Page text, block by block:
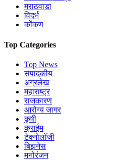
मराठवाडा
विदर्भ
कोंकण
Top Categories
Top News
संपादकीय
अग्रलेख
महाराष्ट्र
राजकारण
आरोग्य जागर
कृषी
क्राईम
टेक्नोलॉजी
बिझनेस
मनोरंजन